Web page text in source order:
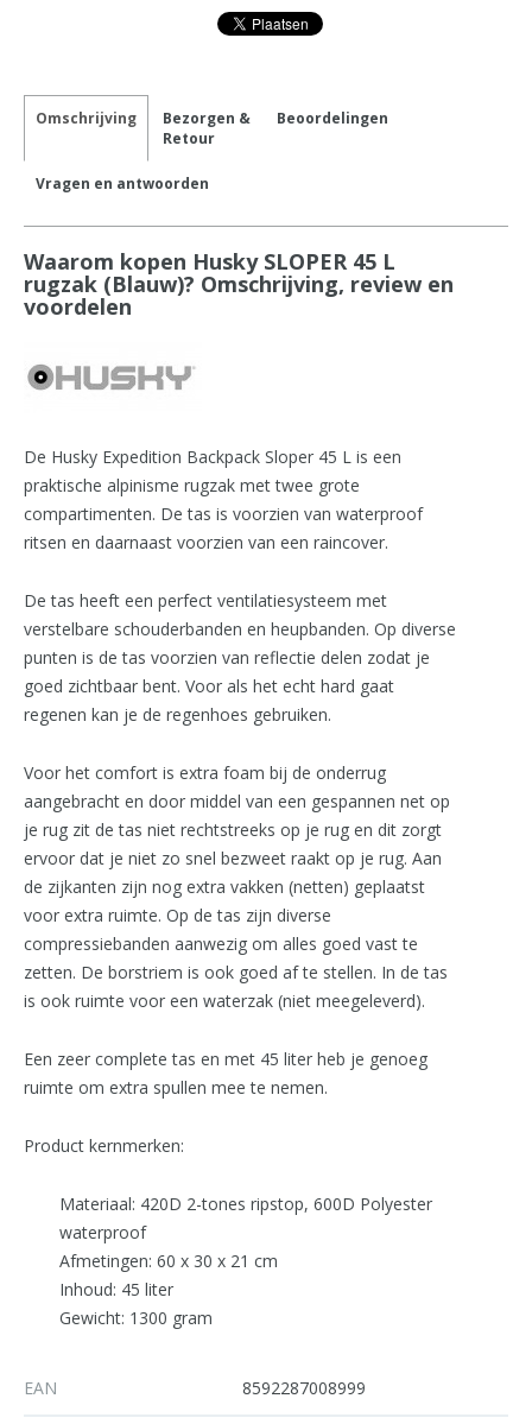
Omschrijving
Bezorgen &
Retour
Beoordelingen
Vragen en antwoorden
Waarom kopen Husky SLOPER 45 L
rugzak (Blauw)? Omschrijving, review en
voordelen
De Husky Expedition Backpack Sloper 45 L is een
praktische alpinisme rugzak met twee grote
compartimenten. De tas is voorzien van waterproof
ritsen en daarnaast voorzien van een raincover.
De tas heeft een perfect ventilatiesysteem met
verstelbare schouderbanden en heupbanden. Op diverse
punten is de tas voorzien van reflectie delen zodat je
goed zichtbaar bent. Voor als het echt hard gaat
regenen kan je de regenhoes gebruiken.
Voor het comfort is extra foam bij de onderrug
aangebracht en door middel van een gespannen net op
je rug zit de tas niet rechtstreeks op je rug en dit zorgt
ervoor dat je niet zo snel bezweet raakt op je rug. Aan
de zijkanten zijn nog extra vakken (netten) geplaatst
voor extra ruimte. Op de tas zijn diverse
compressiebanden aanwezig om alles goed vast te
zetten. De borstriem is ook goed af te stellen. In de tas
is ook ruimte voor een waterzak (niet meegeleverd).
Een zeer complete tas en met 45 liter heb je genoeg
ruimte om extra spullen mee te nemen.
Product kernmerken:
Materiaal: 420D 2-tones ripstop, 600D Polyester
waterproof
Afmetingen: 60 x 30 x 21 cm
Inhoud: 45 liter
Gewicht: 1300 gram
EAN 8592287008999